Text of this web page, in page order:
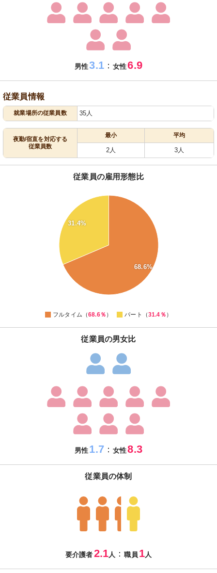
男性3.1：女性6.9
従業員情報
就業場所の従業員数 35人
夜勤/宿直を対応する
従業員数
最小 平均
2人 3人
従業員の雇用形態比
68.6%
31.4%
フルタイム（68.6％ ） パート（31.4％ ）
従業員の男女比
男性1.7：女性8.3
従業員の体制
要介護者2.1人 ：職員 1人